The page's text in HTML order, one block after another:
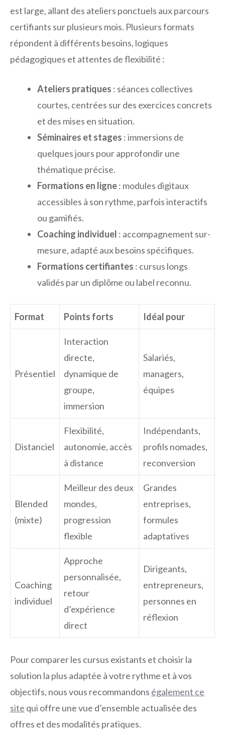
est large, allant des ateliers ponctuels aux parcours
certifiants sur plusieurs mois. Plusieurs formats
répondent à différents besoins, logiques
pédagogiques et attentes de flexibilité :
Ateliers pratiques : séances collectives
courtes, centrées sur des exercices concrets
et des mises en situation.
Séminaires et stages : immersions de
quelques jours pour approfondir une
thématique précise.
Formations en ligne: modules digitaux
accessibles à son rythme, parfois interactifs
ou gamifiés.
Coaching individuel : accompagnement sur-
mesure, adapté aux besoins spécifiques.
Formations certifiantes : cursus longs
validés par un diplôme ou label reconnu.
Format Points forts Idéal pour
Présentiel
Interaction
directe,
dynamique de
groupe,
immersion
Salariés,
managers,
équipes
Distanciel
Flexibilité,
autonomie, accès
à distance
Indépendants,
profils nomades,
reconversion
Blended
(mixte)
Meilleur des deux
mondes,
progression
flexible
Grandes
entreprises,
formules
adaptatives
Coaching
individuel
Approche
personnalisée,
retour
d’expérience
direct
Dirigeants,
entrepreneurs,
personnes en
réflexion
Pour comparer les cursus existants et choisir la
solution la plus adaptée à votre rythme et à vos
objectifs, nous vous recommandons également ce
site qui offre une vue d’ensemble actualisée des
offres et des modalités pratiques.